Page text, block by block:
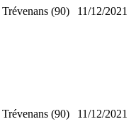
Trévenans (90) 11/12/2021
Trévenans (90) 11/12/2021